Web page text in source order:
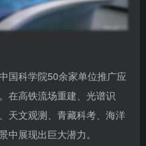
国科学院50余家单位推广应
在高铁流场重建、光谱识
天文观测、青藏科考、海洋
中展现出巨大潜力。